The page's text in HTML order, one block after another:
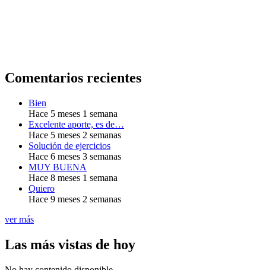
Comentarios recientes
Bien
Hace 5 meses 1 semana
Excelente aporte, es de…
Hace 5 meses 2 semanas
Solución de ejercicios
Hace 6 meses 3 semanas
MUY BUENA
Hace 8 meses 1 semana
Quiero
Hace 9 meses 2 semanas
ver más
Las más vistas de hoy